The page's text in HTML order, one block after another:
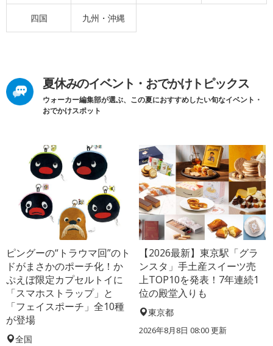
四国 九州・沖縄
夏休みのイベント・おでかけトピックス
ウォーカー編集部が選ぶ、この夏におすすめしたい旬なイベント・
おでかけスポット
ピングーの“トラウマ回”のト
ドがまさかのポーチ化！か
ぷえぼ限定カプセルトイに
「スマホストラップ」と
「フェイスポーチ」全10種
が登場
全国
【2026最新】東京駅「グラ
ンスタ」手土産スイーツ売
上TOP10を発表！7年連続1
位の殿堂入りも
東京都
2026年8月8日 08:00更新